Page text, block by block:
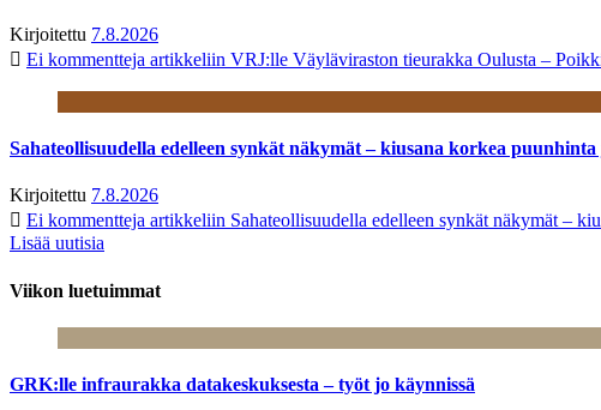
Kirjoitettu 7.8.2026
Ei kommentteja artikkeliin VRJ:lle Väyläviraston tieurakka Oulusta –
Sahateollisuudella edelleen synkät näkymät – kiusana korkea
Kirjoitettu 7.8.2026
Ei kommentteja artikkeliin Sahateollisuudella edelleen synkät näkymät –
Lisää uutisia
Viikon luetuimmat
GRK:lle infraurakka datakeskuksesta – työt jo käynnissä